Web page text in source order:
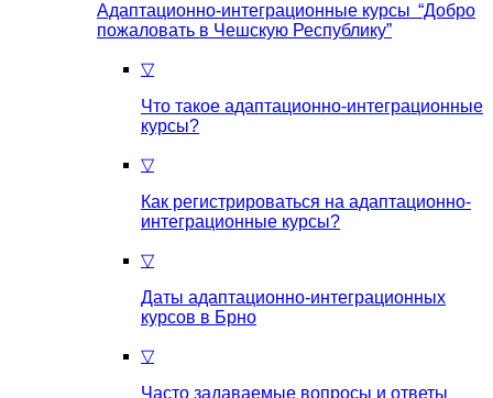
Адаптационно-интеграционные курсы “Добро
пожаловать в Чешскую Республику”
▽
Что такое aдаптационно-интеграционные
курсы?
▽
Как регистрироваться на aдаптационно-
интеграционные курсы?
▽
Даты адаптационно-интеграционных
курсов в Брно
▽
Часто задаваемые вопросы и ответы